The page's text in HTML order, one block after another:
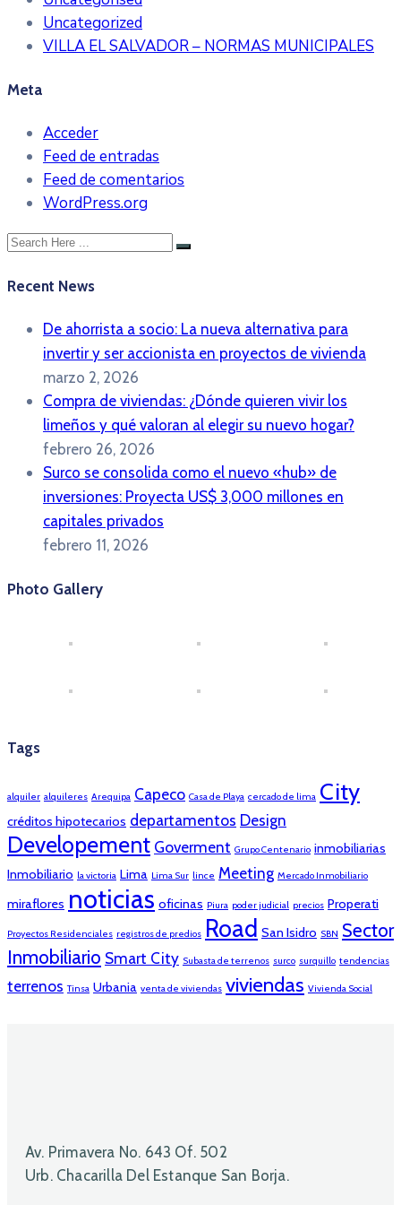
Uncategorized
VILLA EL SALVADOR – NORMAS MUNICIPALES
Meta
Acceder
Feed de entradas
Feed de comentarios
WordPress.org
Recent News
De ahorrista a socio: La nueva alternativa para
invertir y ser accionista en proyectos de vivienda
marzo 2, 2026
Compra de viviendas: ¿Dónde quieren vivir los
limeños y qué valoran al elegir su nuevo hogar?
febrero 26, 2026
Surco se consolida como el nuevo «hub» de
inversiones: Proyecta US$ 3,000 millones en
capitales privados
febrero 11, 2026
Photo Gallery
Tags
alquiler alquileres Arequipa Capeco Casa de Playa cercado de lima City
créditos hipotecarios departamentos Design
Developement Goverment Grupo Centenario inmobiliarias
Inmobiliario la victoria Lima Lima Sur lince Meeting Mercado Inmobiliario
miraflores noticias oficinas Piura poder judicial precios Properati
Proyectos Residenciales registros de predios Road San Isidro SBN Sector
Inmobiliario Smart City Subasta de terrenos surco surquillo tendencias
terrenos Tinsa Urbania venta de viviendas viviendas Vivienda Social
Av. Primavera No. 643 Of. 502
Urb. Chacarilla Del Estanque San Borja.